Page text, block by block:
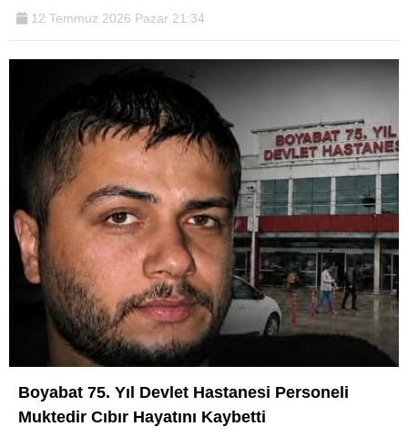
12 Temmuz 2026 Pazar 21:34
Boyabat 75. Yıl Devlet Hastanesi Personeli
Muktedir Cıbır Hayatını Kaybetti